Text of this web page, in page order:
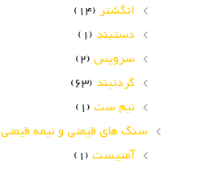
انگشتر (14)
دستبند (1)
سرویس (2)
گردنبند (63)
نیم ست (1)
سنگ های قیمتی و نیمه قیمتی
آمتیست (1)